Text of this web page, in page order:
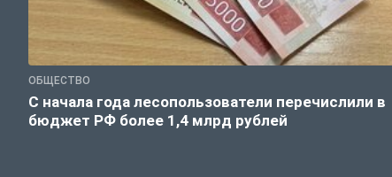
ОБЩЕСТВО
С начала года лесопользователи перечислили в
бюджет РФ более 1,4 млрд рублей